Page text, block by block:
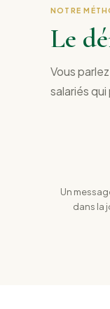
NOTRE
Le
Vous
salariés
Un
dans la